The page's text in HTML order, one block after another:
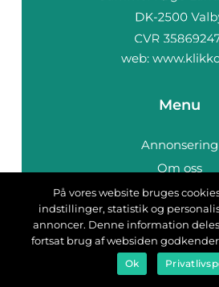
web:
Menu
Annonsering
Om oss
Cookies
Kontakta oss
Sitemap
På vores website bruges
indstillinger, statistik og
annoncer. Denne information
fortsat brug af websiden
Ok